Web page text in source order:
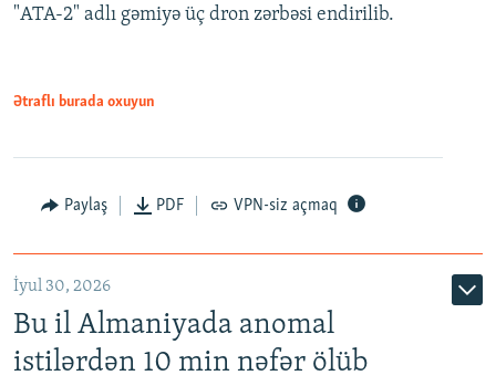
"ATA-2" adlı gəmiyə üç dron zərbəsi endirilib.
Ətraflı burada oxuyun
Paylaş PDF VPN-siz açmaq
İyul 30, 2026
Bu il Almaniyada anomal
istilərdən 10 min nəfər ölüb